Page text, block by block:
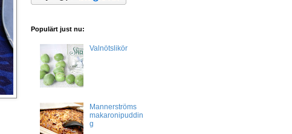
Populärt just nu:
Valnötslikör
Mannerströms
makaronipuddin
g